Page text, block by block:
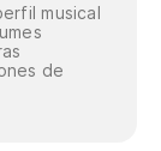
musical
de